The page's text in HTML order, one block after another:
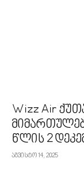
Wizz Air
წლის 2
აგვისტო 14, 2025